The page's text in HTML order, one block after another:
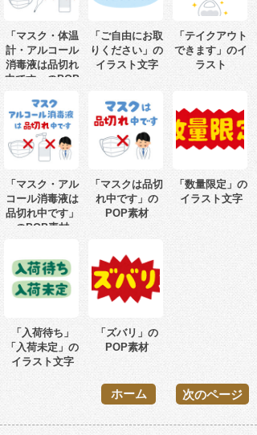
「マスク・体温
計・アルコール
消毒液は品切れ
中です」のPOP
「ご自由にお取
りください」の
イラスト文字
「テイクアウト
できます」のイ
ラスト
「マスク・アル
コール消毒液は
品切れ中です」
のPOP素材
「マスクは品切
れ中です」の
POP素材
「数量限定」の
イラスト文字
「入荷待ち」
「入荷未定」の
イラスト文字
「ズバリ」の
POP素材
次のページ
ホーム